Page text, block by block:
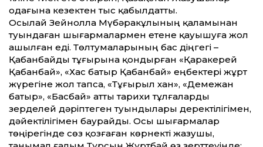
одағына кезектен тыс қабылдат­ты.
Осылай Зейнолла Мүбәракұлының қаламынан
туындаған шығармалармен етене қауышуға жол
ашылған еді. Төлтумаларының бас діңгегі –
Қабанбайды тұғырына қондырған «Қаракерей
Қабанбай», «Хас батыр Қабанбай» еңбектері жұрт
жүрегіне жол тапса, «Тұғырыл хан», «Демежан
батыр», «Басбай» ат­ты тарихи тұлғаларды
зерделей дәріптеген туындылары деректілігімен,
дәйек­тілігімен баурайды. Осы шығармалар
төңірегінде сөз қозғаған көрнекті жазушы,